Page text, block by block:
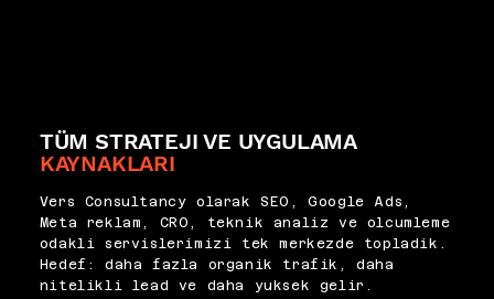
TÜM STRATEJI VE UYGULAMA
KAYNAKLARI
Vers Consultancy olarak SEO, Google Ads,
Meta reklam, CRO, teknik analiz ve olcumleme
odakli servislerimizi tek merkezde topladik.
Hedef: daha fazla organik trafik, daha
nitelikli lead ve daha yuksek gelir.